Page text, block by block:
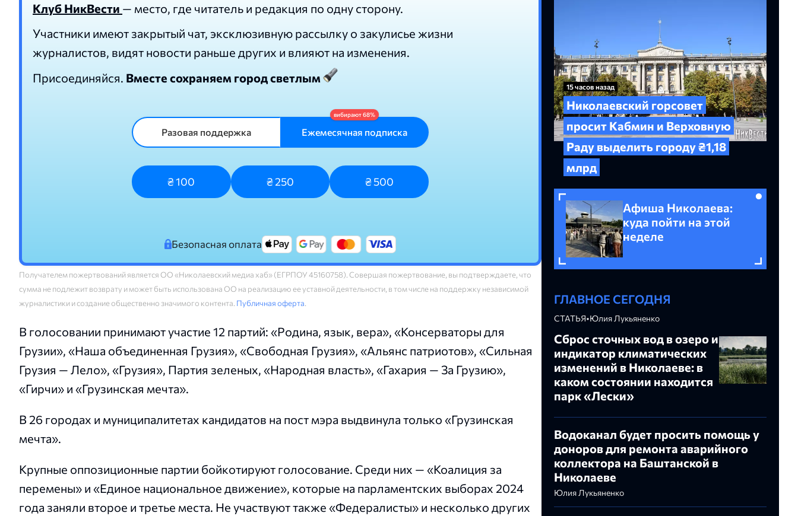
Клуб НикВести — место, где читатель и редакция по одну сторону.
Участники имеют закрытый чат, эксклюзивную рассылку о закулисье жизни
журналистов, видят новости раньше других и влияют на изменения.
Присоединяйся. Вместе сохраняем город светлым
Разовая поддержка Ежемесячная подписка
₴ 100 ₴ 250 ₴ 500
Безопасная оплата
Получателем пожертвований является ОО «Николаевский медиа хаб» (ЕГРПОУ 45160758). Совершая пожертвование, вы подтверждаете, что
сумма не подлежит возврату и может быть использована ОО на реализацию ее уставной деятельности, в том числе на поддержку независимой
журналистики и создание общественно значимого контента. Публичная оферта.
В голосовании принимают участие 12 партий: «Родина, язык, вера», «Консерваторы для
Грузии», «Наша объединенная Грузия», «Свободная Грузия», «Альянс патриотов», «Сильная
Грузия — Лело», «Грузия», Партия зеленых, «Народная власть», «Гахария — За Грузию»,
«Гирчи» и «Грузинская мечта».
В 26 городах и муниципалитетах кандидатов на пост мэра выдвинула только «Грузинская
мечта».
Крупные оппозиционные партии бойкотируют голосование. Среди них — «Коалиция за
перемены» и «Единое национальное движение», которые на парламентских выборах 2024
года заняли второе и третье места. Не участвуют также «Федералисты» и несколько других
15 часов назад
Николаевский горсовет
просит Кабмин и Верховную
Раду выделить городу ₴1,18
млрд
Афиша Николаева:
куда пойти на этой
неделе
ГЛАВНОЕ СЕГОДНЯ
СТАТЬЯ•Юлия Лукьяненко
Сброс сточных вод в озеро и
индикатор климатических
изменений в Николаеве: в
каком состоянии находится
парк «Лески»
Водоканал будет просить помощь у
доноров для ремонта аварийного
коллектора на Баштанской в
Николаеве
Юлия Лукьяненко